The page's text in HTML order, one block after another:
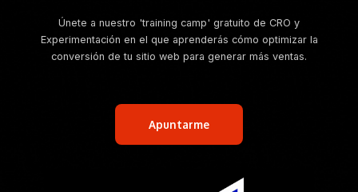
Únete a nuestro 'training camp' gratuito de CRO y
Experimentación en el que aprenderás cómo optimizar la
conversión de tu sitio web para generar más ventas.
Apuntarme